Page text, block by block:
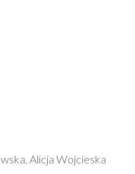
Alicja Wojcieska